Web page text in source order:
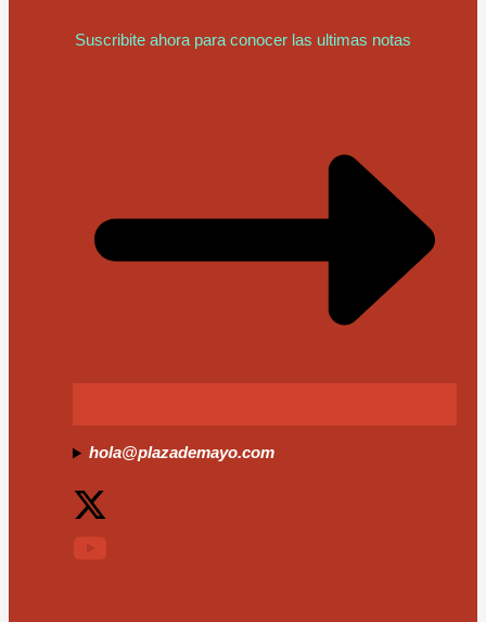
Suscribite ahora para conocer las ultimas notas
hola@plazademayo.com